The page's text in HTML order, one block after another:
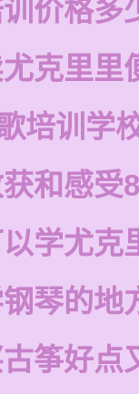
价格多
克里里
培训学
和感受
学尤克
琴的地
筝好点